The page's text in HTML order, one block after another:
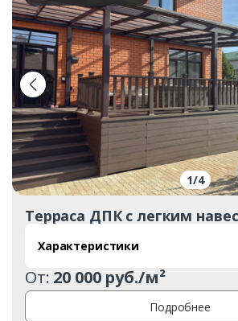
1/4
Терраса ДПК с легким
Характеристики
От: 20 000 руб./м²
Подробнее